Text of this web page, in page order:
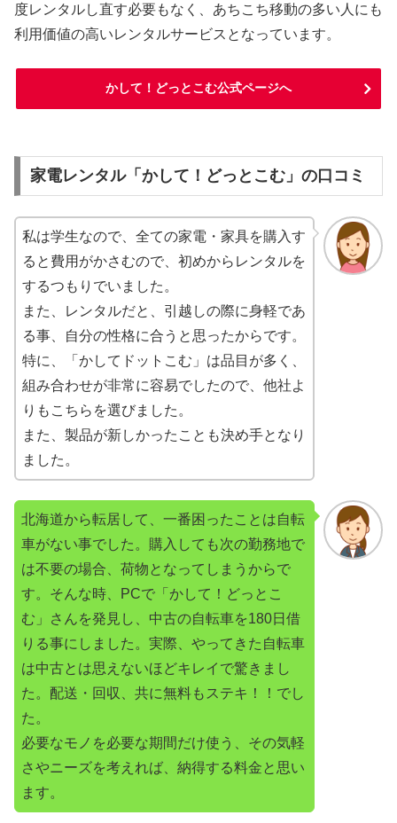
度レンタルし直す必要もなく、あちこち移動の多い人にも
利用価値の高いレンタルサービスとなっています。
かして！どっとこむ公式ページへ
家電レンタル「かして！どっとこむ」の口コミ
私は学生なので、全ての家電・家具を購入す
ると費用がかさむので、初めからレンタルを
するつもりでいました。
また、レンタルだと、引越しの際に身軽であ
る事、自分の性格に合うと思ったからです。
特に、「かしてドットこむ」は品目が多く、
組み合わせが非常に容易でしたので、他社よ
りもこちらを選びました。
また、製品が新しかったことも決め手となり
ました。
北海道から転居して、一番困ったことは自転
車がない事でした。購入しても次の勤務地で
は不要の場合、荷物となってしまうからで
す。そんな時、PCで「かして！どっとこ
む」さんを発見し、中古の自転車を180日借
りる事にしました。実際、やってきた自転車
は中古とは思えないほどキレイで驚きまし
た。配送・回収、共に無料もステキ！！でし
た。
必要なモノを必要な期間だけ使う、その気軽
さやニーズを考えれば、納得する料金と思い
ます。